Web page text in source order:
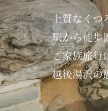
朝風呂 5：
夜の部 15：
なお、夜の営
お客様にはご
2025.12.22
上質なくつ
駅から徒歩
ご家族旅行
越後湯沢の